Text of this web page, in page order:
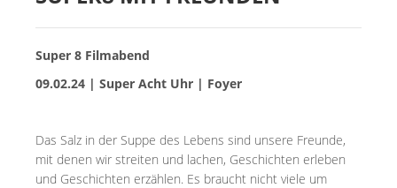
VERMIETUNG
Super 8 Filmabend
09.02.24 | Super Acht Uhr | Foyer
Das Salz in der Suppe des Lebens sind unsere Freunde,
mit denen wir streiten und lachen, Geschichten erleben
und Geschichten erzählen. Es braucht nicht viele um